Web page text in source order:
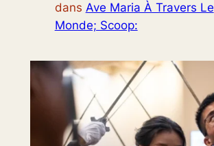
dans Ave Maria À Travers Le
Monde; Scoop: